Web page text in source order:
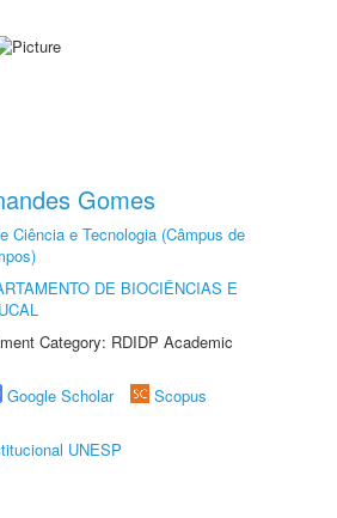
Gomes
Ciência e Tecnologia (Câmpus de
DE BIOCIÊNCIAS E
Category: RDIDP Academic
Google Scholar
Scopus
UNESP